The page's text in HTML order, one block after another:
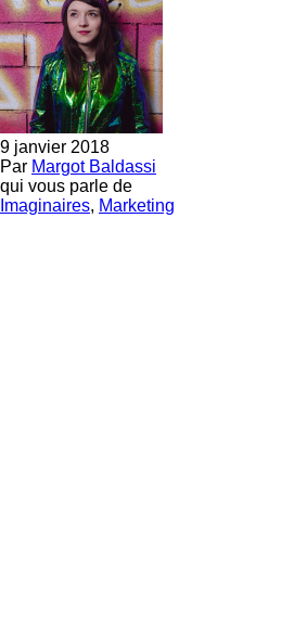
9 janvier 2018
Par Margot Baldassi
qui vous parle de
Imaginaires, Marketing